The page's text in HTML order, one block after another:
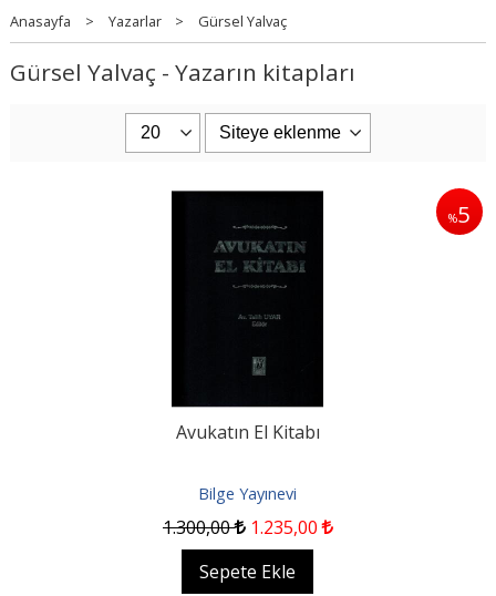
Anasayfa > Yazarlar > Gürsel Yalvaç
Gürsel Yalvaç - Yazarın kitapları
%5
Avukatın El Kitabı
Bilge Yayınevi
1.300,00 1.235,00
Sepete Ekle